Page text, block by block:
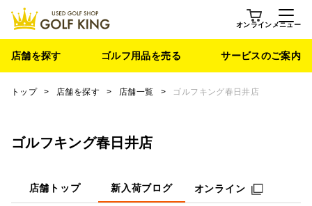
オンライン メニュー
店舗を探す ゴルフ用品を売る サービスのご案内
トップ > 店舗を探す > 店舗一覧 > ゴルフキング春日井店
ゴルフキング春日井店
店舗トップ 新入荷ブログ オンライン